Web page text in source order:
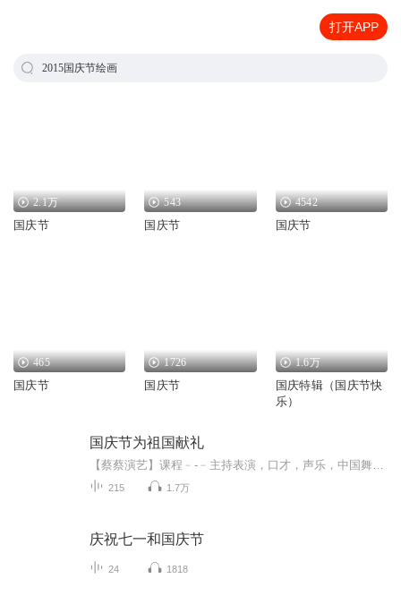
打开APP
2015国庆节绘画
2.1万
国庆节
543
国庆节
4542
国庆节
465
国庆节
1726
国庆节
1.6万
国庆特辑（国庆节快
乐）
国庆节为祖国献礼
215 1.7万
庆祝七一和国庆节
24 1818